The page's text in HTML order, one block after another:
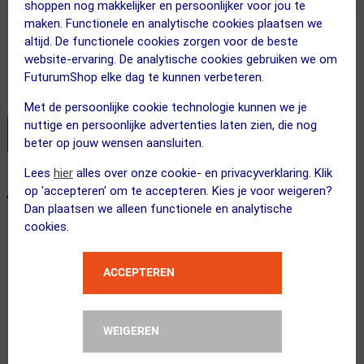
shoppen nog makkelijker en persoonlijker voor jou te
maken. Functionele en analytische cookies plaatsen we
altijd. De functionele cookies zorgen voor de beste
website-ervaring. De analytische cookies gebruiken we om
FuturumShop elke dag te kunnen verbeteren.
Met de persoonlijke cookie technologie kunnen we je
nuttige en persoonlijke advertenties laten zien, die nog
beter op jouw wensen aansluiten.
Lees hier alles over onze cookie- en privacyverklaring. Klik
op 'accepteren' om te accepteren. Kies je voor weigeren?
Dan plaatsen we alleen functionele en analytische
cookies.
ACCEPTEREN
WEIGEREN
44.95
Adviesprijs
26.95
Stel je productvragen aan onze AI assistent
ALTERNATIEVE PRODUCTEN
SUMMER SALE